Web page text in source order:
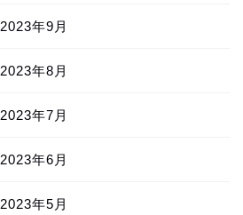
2023年9月
2023年8月
2023年7月
2023年6月
2023年5月